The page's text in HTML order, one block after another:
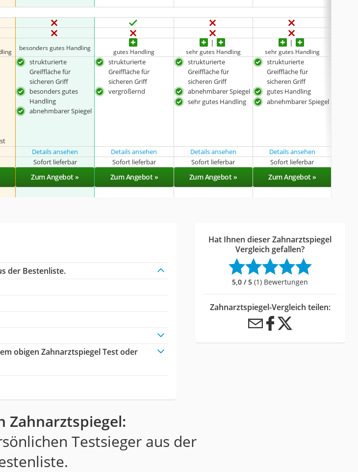
besonders gutes Handling
gutes Handling sehr gutes Handling sehr gutes Handling
strukturierte
Greiffläche für
sicheren Griff
besonders gutes
Handling
abnehmbarer Spiegel
strukturierte
Greiffläche für
sicheren Griff
vergrößernd
strukturierte
Greiffläche für
sicheren Griff
abnehmbarer Spiegel
sehr gutes Handling
strukturierte
Greiffläche für
sicheren Griff
gutes Handling
abnehmbarer Spiegel
Details ansehen Details ansehen Details ansehen
Details ansehen
Sofort lieferbar Sofort lieferbar Sofort lieferbar Sofort lieferbar
Zum Angebot » Zum Angebot » Zum Angebot » Zum Angebot »
der Bestenliste.
obigen Zahnarztspiegel Test oder
Hat Ihnen dieser Zahnarztspiegel
Vergleich gefallen?
5,0 / 5 (1) Bewertungen
Zahnarztspiegel-Vergleich teilen:
Zahnarztspiegel:
Testsieger aus der